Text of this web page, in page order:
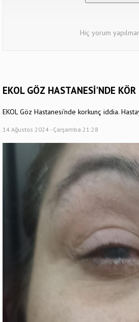
Hiç yorum
EKOL GÖZ HASTANESİ'NDE
EKOL Göz Hastanesi'nde korkunç iddia.
14 Ağustos 2024 - Çarşamba 21:28